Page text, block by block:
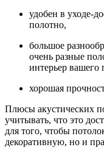
удобен в уходе-
полотно,
большое
очень разные
интерьер вашего
хорошая
Плюсы акустических
учитывать, что это
для того, чтобы
декоративную, но и